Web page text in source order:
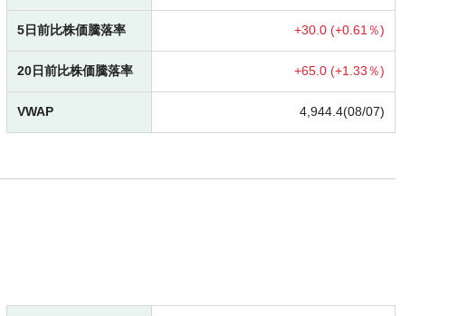
5日前比株価騰落率 +30.0 (+0.61％)
20日前比株価騰落率 +65.0 (+1.33％)
VWAP 4,944.4(08/07)